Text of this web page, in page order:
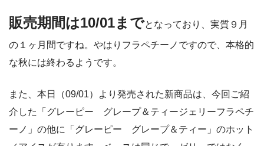
販売期間は10/01までとなっており、実質９月
の１ヶ月間ですね。やはりフラペチーノですので、本格的
な秋には終わるようです。
また、本日（09/01）より発売された新商品は、今回ご紹
介した「グレーピー グレープ＆ティージェリーフラペチ
ーノ」の他に「グレーピー グレープ＆ティー」のホット